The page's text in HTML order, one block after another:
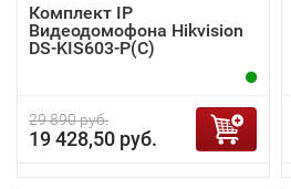
Комплект IP
Видеодомофона Hikvision
DS-KIS603-P(C)
29 890 руб.
19 428,50 руб.